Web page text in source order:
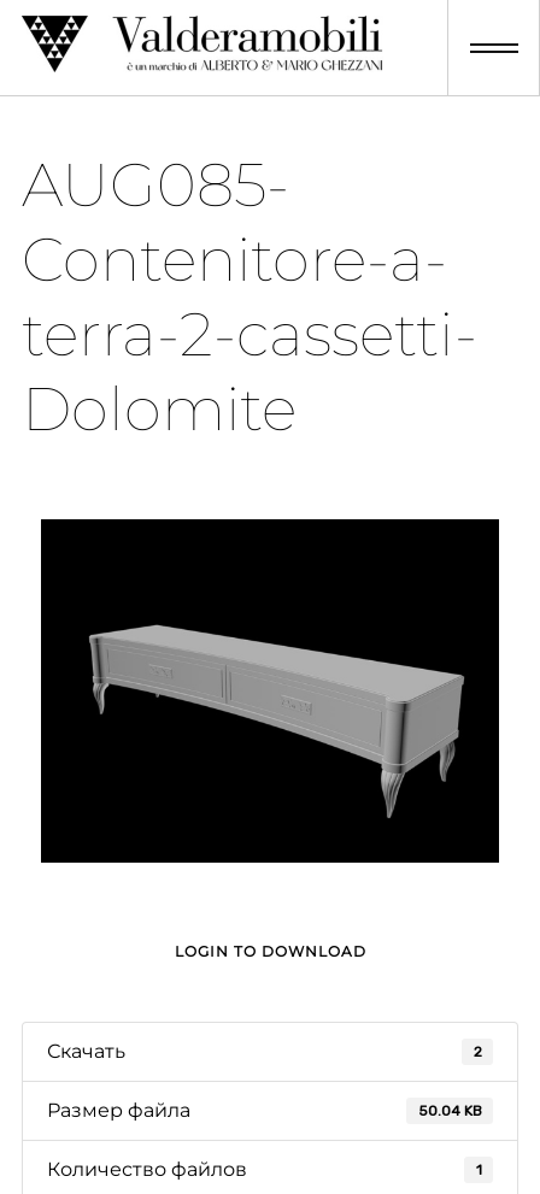
Skip
content
AUG085-
Contenitore-a-
terra-2-cassetti-
Dolomite
LOGIN TO DOWNLOAD
Скачать 2
Размер файла 50.04 KB
Количество файлов 1